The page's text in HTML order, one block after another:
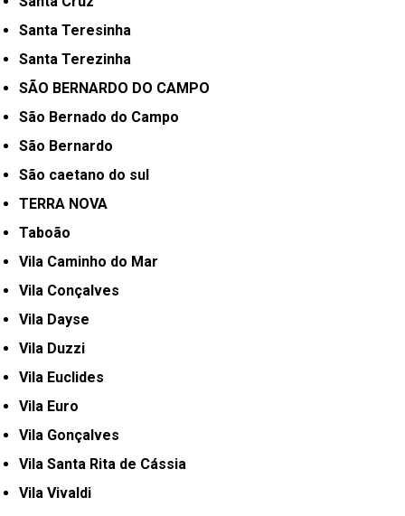
Santa Teresinha
Santa Terezinha
SÃO BERNARDO DO CAMPO
São Bernado do Campo
São Bernardo
São caetano do sul
TERRA NOVA
Taboão
Vila Caminho do Mar
Vila Conçalves
Vila Dayse
Vila Duzzi
Vila Euclides
Vila Euro
Vila Gonçalves
Vila Santa Rita de Cássia
Vila Vivaldi